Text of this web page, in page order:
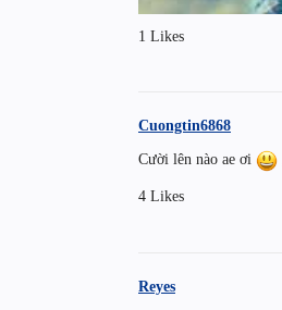
1 Likes
Cuongtin6868
Cười lên nào ae ơi
4 Likes
Reyes